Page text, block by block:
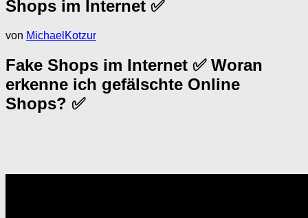
Shops im Internet ✅
von MichaelKotzur
Fake Shops im Internet ✅ Woran
erkenne ich gefälschte Online
Shops? ✅